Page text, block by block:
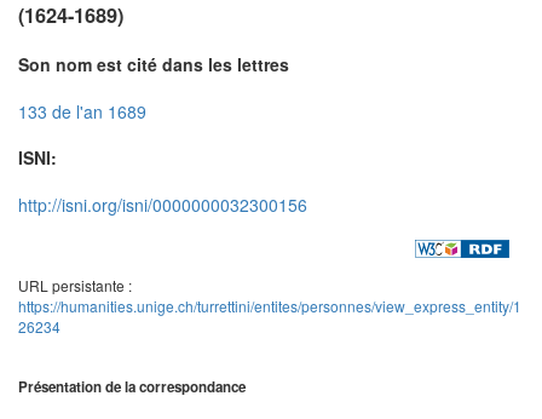
(1624-1689)
Son nom est cité dans les lettres
133 de l'an 1689
ISNI:
http://isni.org/isni/0000000032300156
URL persistante :
https://humanities.unige.ch/turrettini/entites/personnes/view_express_entity/1
26234
Présentation de la correspondance